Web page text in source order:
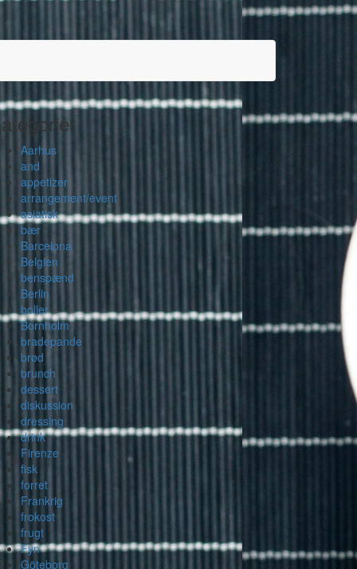
Aarhus
and
appetizer
arrangement/event
asiatisk
bær
Barcelona
Belgien
benspænd
Berlin
boller
Bornholm
bradepande
brød
brunch
dessert
diskussion
dressing
drink
Firenze
fisk
forret
Frankrig
frokost
frugt
Fyn
Göteborg